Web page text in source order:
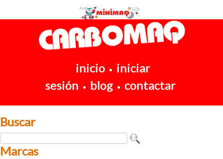
inicio • iniciar
sesión • blog • contactar
Buscar
Marcas